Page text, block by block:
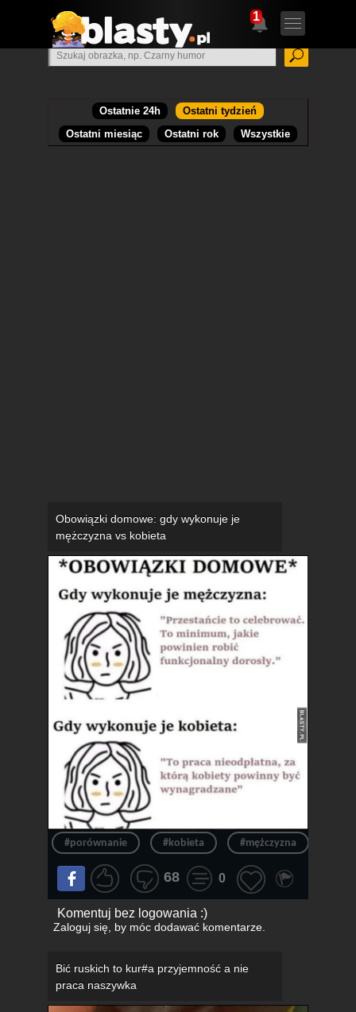
1
Ostatnie 24h
Ostatni tydzień
Ostatni miesiąc
Ostatni rok Wszystkie
Obowiązki domowe: gdy wykonuje je
mężczyzna vs kobieta
#porównanie #kobieta #mężczyzna
68 0
Komentuj bez logowania :)
Zaloguj się, by móc dodawać komentarze.
Bić ruskich to kur#a przyjemność a nie
praca naszywka